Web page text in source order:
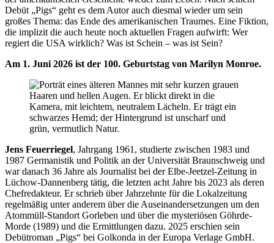
Debüt „Pigs“ geht es dem Autor auch diesmal wieder um sein
großes Thema: das Ende des amerikanischen Traumes. Eine Fiktion,
die implizit die auch heute noch aktuellen Fragen aufwirft: Wer
regiert die USA wirklich? Was ist Schein – was ist Sein?
Am 1. Juni 2026 ist der 100. Geburtstag von Marilyn Monroe.
Jens Feuerriegel, Jahrgang 1961, studierte zwischen 1983 und
1987 Germanistik und Politik an der Universität Braunschweig und
war danach 36 Jahre als Journalist bei der Elbe-Jeetzel-Zeitung in
Lüchow-Dannenberg tätig, die letzten acht Jahre bis 2023 als deren
Chefredakteur. Er schrieb über Jahrzehnte für die Lokalzeitung
regelmäßig unter anderem über die Auseinandersetzungen um den
Atommüll-Standort Gorleben und über die mysteriösen Göhrde-
Morde (1989) und die Ermittlungen dazu. 2025 erschien sein
Debütroman „Pigs“ bei Golkonda in der Europa Verlage GmbH.